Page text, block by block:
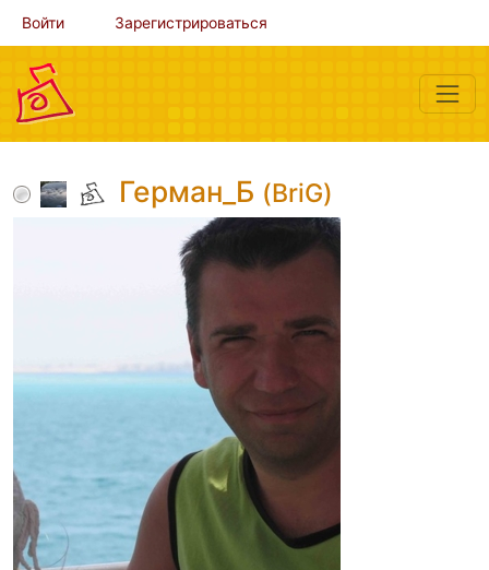
Войти Зарегистрироваться
Герман_Б (BriG)